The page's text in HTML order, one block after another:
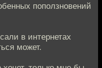
поползновений
в интернетах
может.